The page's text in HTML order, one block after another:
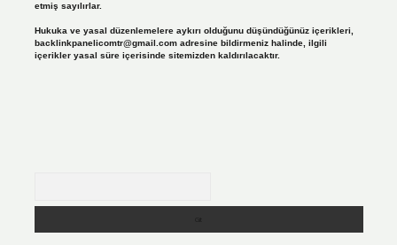
etmiş sayılırlar.
Hukuka ve yasal düzenlemelere aykırı olduğunu düşündüğünüz içerikleri,
backlinkpanelicomtr@gmail.comadresine bildirmeniz halinde, ilgili
içerikler yasal süre içerisinde sitemizden kaldırılacaktır.